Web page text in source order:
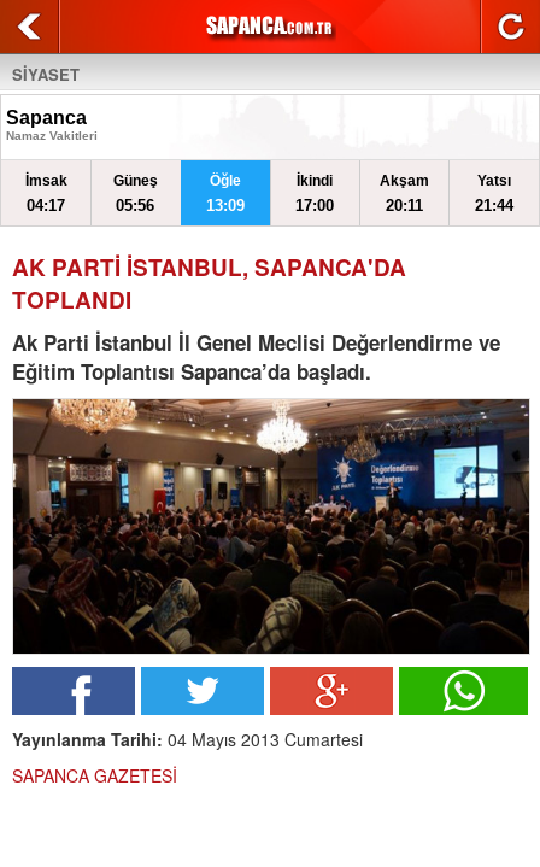
SİYASET
Sapanca
Namaz Vakitleri
İmsak
04:17
Güneş
05:56
Öğle
13:09
İkindi
17:00
Akşam
20:11
Yatsı
21:44
AK PARTİ İSTANBUL, SAPANCA'DA
TOPLANDI
Ak Parti İstanbul İl Genel Meclisi Değerlendirme ve
Eğitim Toplantısı Sapanca’da başladı.
Yayınlanma Tarihi: 04 Mayıs 2013 Cumartesi
SAPANCA GAZETESİ